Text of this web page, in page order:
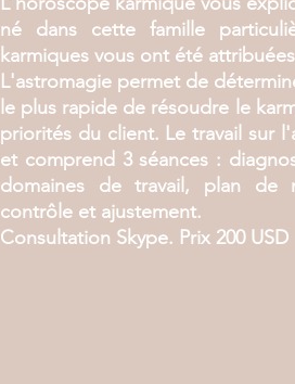
né dans cette famille
karmiques vous ont été
L'astromagie permet de
le plus rapide de résoudre le
priorités du client. Le travail sur
et comprend 3 séances :
domaines de travail, plan de
contrôle et ajustement.
Consultation Skype. Prix 200 USD